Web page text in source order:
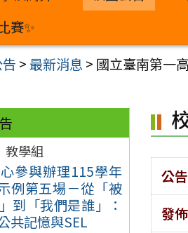
賽✨
>最新消息 > 國立臺南第一
教學組
參與辦理115學年
例第五場－從「被
到「我們是誰」：
共記憶與SEL
公
發